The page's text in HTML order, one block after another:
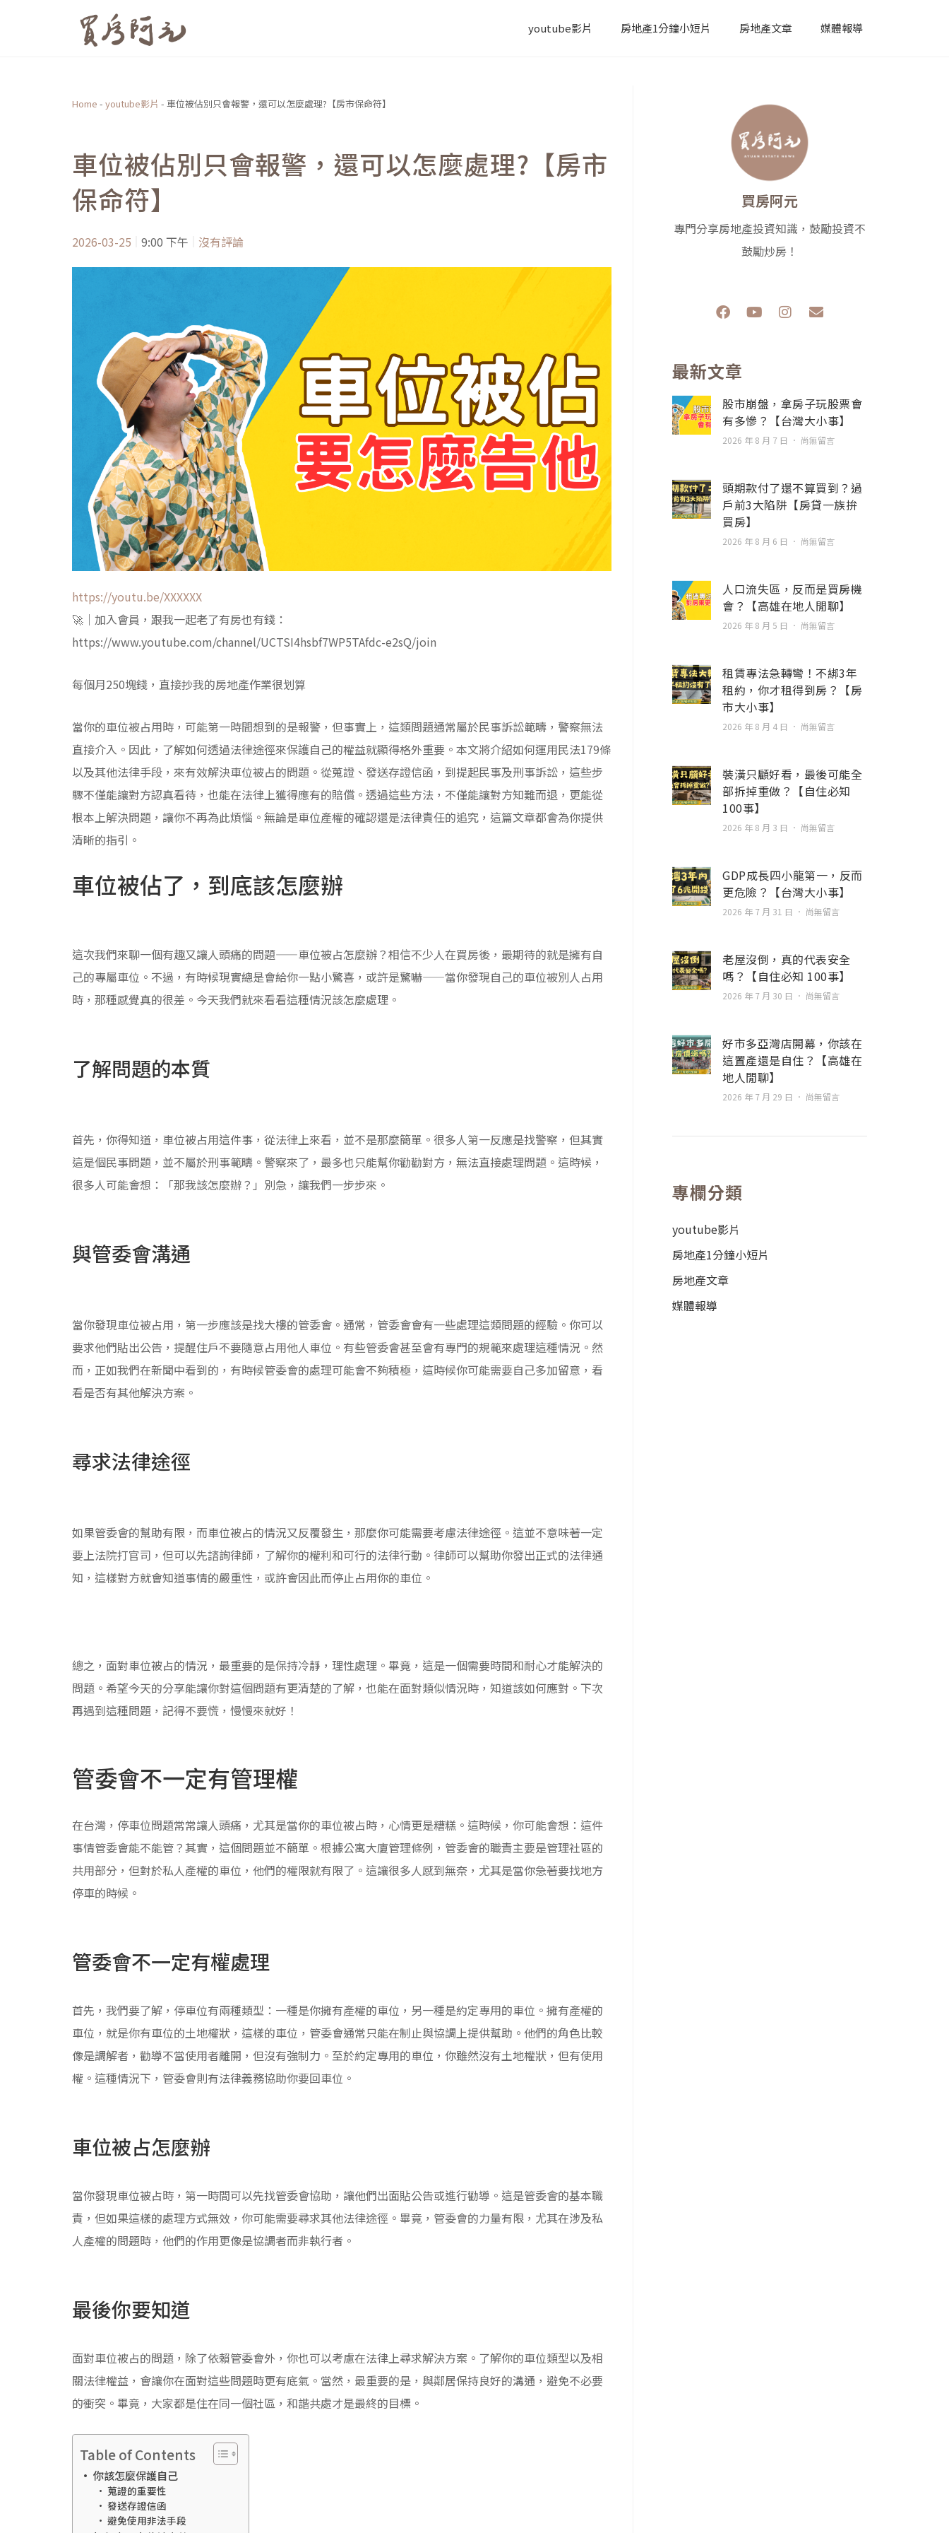
youtube影片 房地產1分鐘小短片 房地產文章 媒體報導
Home - youtube影片 - 車位被佔別只會報警，還可以怎麼處理?【房市保命符】
車位被佔別只會報警，還可以怎麼處理?【房市
保命符】
2026-03-25 9:00 下午 沒有評論
https://youtu.be/XXXXXX
🚀｜加入會員，跟我一起老了有房也有錢：
https://www.youtube.com/channel/UCTSI4hsbf7WP5TAfdc-e2sQ/join
每個月250塊錢，直接抄我的房地產作業很划算
當你的車位被占用時，可能第一時間想到的是報警，但事實上，這類問題通常屬於民事訴訟範疇，警察無法
直接介入。因此，了解如何透過法律途徑來保護自己的權益就顯得格外重要。本文將介紹如何運用民法179條
以及其他法律手段，來有效解決車位被占的問題。從蒐證、發送存證信函，到提起民事及刑事訴訟，這些步
驟不僅能讓對方認真看待，也能在法律上獲得應有的賠償。透過這些方法，不僅能讓對方知難而退，更能從
根本上解決問題，讓你不再為此煩惱。無論是車位產權的確認還是法律責任的追究，這篇文章都會為你提供
清晰的指引。
車位被佔了，到底該怎麼辦
這次我們來聊一個有趣又讓人頭痛的問題——車位被占怎麼辦？相信不少人在買房後，最期待的就是擁有自
己的專屬車位。不過，有時候現實總是會給你一點小驚喜，或許是驚嚇——當你發現自己的車位被別人占用
時，那種感覺真的很差。今天我們就來看看這種情況該怎麼處理。
了解問題的本質
首先，你得知道，車位被占用這件事，從法律上來看，並不是那麼簡單。很多人第一反應是找警察，但其實
這是個民事問題，並不屬於刑事範疇。警察來了，最多也只能幫你勸勸對方，無法直接處理問題。這時候，
很多人可能會想：「那我該怎麼辦？」別急，讓我們一步步來。
與管委會溝通
當你發現車位被占用，第一步應該是找大樓的管委會。通常，管委會會有一些處理這類問題的經驗。你可以
要求他們貼出公告，提醒住戶不要隨意占用他人車位。有些管委會甚至會有專門的規範來處理這種情況。然
而，正如我們在新聞中看到的，有時候管委會的處理可能會不夠積極，這時候你可能需要自己多加留意，看
看是否有其他解決方案。
尋求法律途徑
如果管委會的幫助有限，而車位被占的情況又反覆發生，那麼你可能需要考慮法律途徑。這並不意味著一定
要上法院打官司，但可以先諮詢律師，了解你的權利和可行的法律行動。律師可以幫助你發出正式的法律通
知，這樣對方就會知道事情的嚴重性，或許會因此而停止占用你的車位。
總之，面對車位被占的情況，最重要的是保持冷靜，理性處理。畢竟，這是一個需要時間和耐心才能解決的
問題。希望今天的分享能讓你對這個問題有更清楚的了解，也能在面對類似情況時，知道該如何應對。下次
再遇到這種問題，記得不要慌，慢慢來就好！
管委會不一定有管理權
在台灣，停車位問題常常讓人頭痛，尤其是當你的車位被占時，心情更是糟糕。這時候，你可能會想：這件
事情管委會能不能管？其實，這個問題並不簡單。根據公寓大廈管理條例，管委會的職責主要是管理社區的
共用部分，但對於私人產權的車位，他們的權限就有限了。這讓很多人感到無奈，尤其是當你急著要找地方
停車的時候。
管委會不一定有權處理
首先，我們要了解，停車位有兩種類型：一種是你擁有產權的車位，另一種是約定專用的車位。擁有產權的
車位，就是你有車位的土地權狀，這樣的車位，管委會通常只能在制止與協調上提供幫助。他們的角色比較
像是調解者，勸導不當使用者離開，但沒有強制力。至於約定專用的車位，你雖然沒有土地權狀，但有使用
權。這種情況下，管委會則有法律義務協助你要回車位。
車位被占怎麼辦
當你發現車位被占時，第一時間可以先找管委會協助，讓他們出面貼公告或進行勸導。這是管委會的基本職
責，但如果這樣的處理方式無效，你可能需要尋求其他法律途徑。畢竟，管委會的力量有限，尤其在涉及私
人產權的問題時，他們的作用更像是協調者而非執行者。
最後你要知道
面對車位被占的問題，除了依賴管委會外，你也可以考慮在法律上尋求解決方案。了解你的車位類型以及相
關法律權益，會讓你在面對這些問題時更有底氣。當然，最重要的是，與鄰居保持良好的溝通，避免不必要
的衝突。畢竟，大家都是住在同一個社區，和諧共處才是最終的目標。
Table of Contents
你該怎麼保護自己
蒐證的重要性
發送存證信函
避免使用非法手段
買房阿元
專門分享房地產投資知識，鼓勵投資不
鼓勵炒房！
F
a
b
o
o
k
Y
o
e
I
n
r
a
m
E
n
p
e
最新文章
股市崩盤，拿房子玩股票會
有多慘？【台灣大小事】
2026 年 8 月 7 日 尚無留言
頭期款付了還不算買到？過
戶前3大陷阱【房貸一族拚
買房】
2026 年 8 月 6 日 尚無留言
人口流失區，反而是買房機
會？【高雄在地人閒聊】
2026 年 8 月 5 日 尚無留言
租賃專法急轉彎！不綁3年
租約，你才租得到房？【房
市大小事】
2026 年 8 月 4 日 尚無留言
裝潢只顧好看，最後可能全
部拆掉重做？【自住必知
100事】
2026 年 8 月 3 日 尚無留言
GDP成長四小龍第一，反而
更危險？【台灣大小事】
2026 年 7 月 31 日 尚無留言
老屋沒倒，真的代表安全
嗎？【自住必知 100事】
2026 年 7 月 30 日 尚無留言
好市多亞灣店開幕，你該在
這置產還是自住？【高雄在
地人閒聊】
2026 年 7 月 29 日 尚無留言
專欄分類
youtube影片
房地產1分鐘小短片
房地產文章
媒體報導